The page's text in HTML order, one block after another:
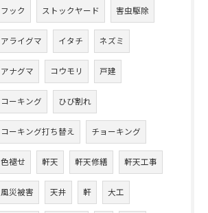
フック ストックヤード 害虫駆除
アライグマ イタチ ネズミ
アナグマ コウモリ 戸建
コーキング ひび割れ
コーキング打ち替え チョーキング
色褪せ 軒天 軒天修繕 軒天工事
風災被害 天井 軒 大工